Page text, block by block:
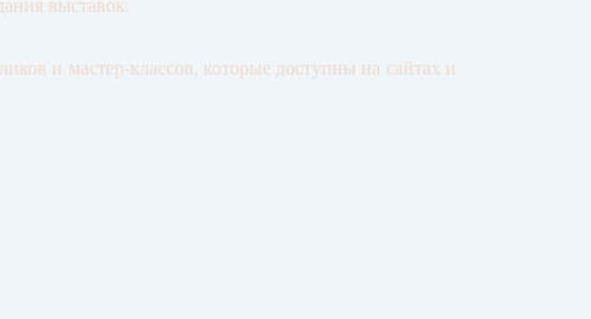
и мастер-классов, которые доступны на сайтах и